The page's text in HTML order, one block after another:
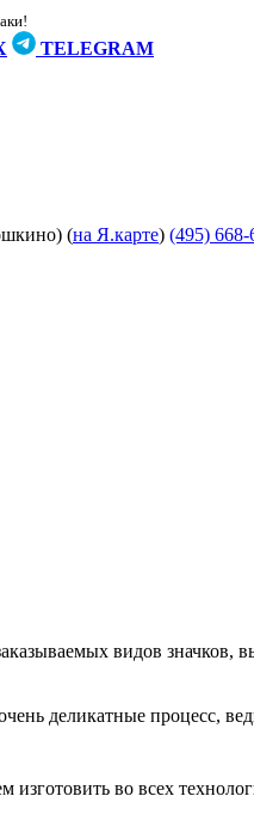
TELEGRAM
(на Я.карте) (495) 668-
видов
деликатные процесс,
изготовить во всех